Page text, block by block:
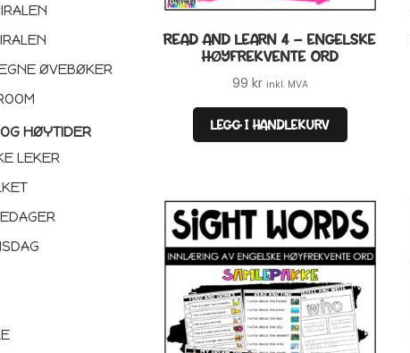
ØVEBØKER
HØYTIDER
LEKER
READ AND LEARN 4 – ENGELSKE
HØYFREKVENTE ORD
99 kr inkl. MVA
LEGG I HANDLEKURV